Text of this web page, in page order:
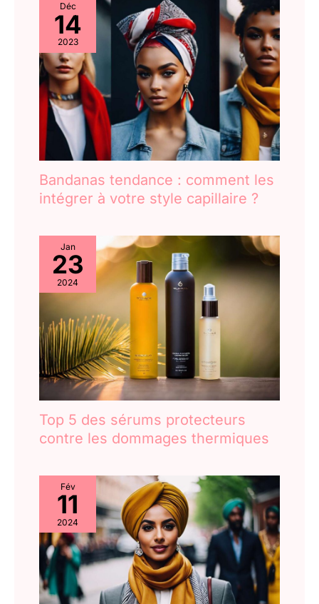
Déc
14
2023
Bandanas tendance : comment les
intégrer à votre style capillaire ?
Jan
23
2024
Top 5 des sérums protecteurs
contre les dommages thermiques
Fév
11
2024